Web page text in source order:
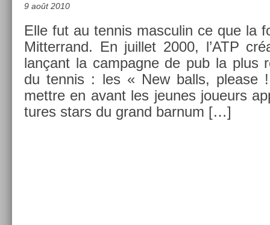
9 août 2010
Elle fut au ten­nis mas­culin ce que la
Mit­terrand. En juil­let 2000, l’ATP
lançant la cam­pagne de pub la plus
du ten­nis : les « New balls, please
mettre en avant les jeunes joueurs
tures stars du grand bar­num […]